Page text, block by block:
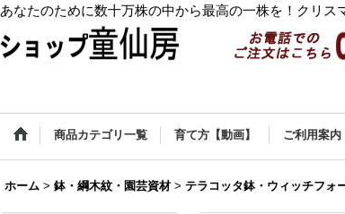
あなたのために数十万株の中から最高の一株を！クリス
商品カテゴリ一覧 育て方【動画】 ご利用案内
ホーム > 鉢・綱木紋・園芸資材 > テラコッタ鉢・ウィッチフォ